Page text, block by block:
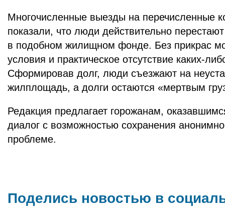
Многочисленные выезды на перечисленные
показали, что люди действительно
в подобном жилищном фонде. Без прикрас
условия и практическое отсутствие каких-
Сформировав долг, люди съезжают на
жилплощадь, а долги остаются «мертвым
Редакция предлагает горожанам,
диалог с возможностью сохранения
проблеме.
Поделись новостью в